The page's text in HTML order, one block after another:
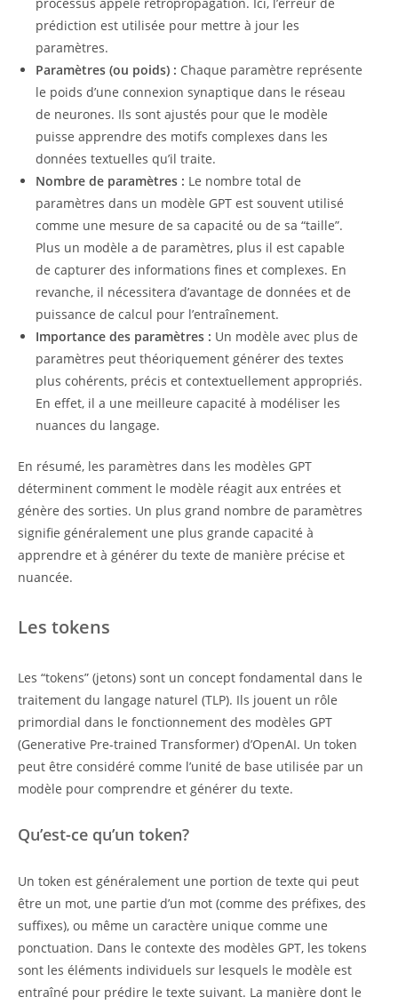
prédiction est utilisée pour mettre à jour les
paramètres.
Paramètres (ou poids) : Chaque paramètre représente
le poids d’une connexion synaptique dans le réseau
de neurones. Ils sont ajustés pour que le modèle
puisse apprendre des motifs complexes dans les
données textuelles qu’il traite.
Nombre de paramètres : Le nombre total de
paramètres dans un modèle GPT est souvent utilisé
comme une mesure de sa capacité ou de sa “taille”.
Plus un modèle a de paramètres, plus il est capable
de capturer des informations fines et complexes. En
revanche, il nécessitera d’avantage de données et de
puissance de calcul pour l’entraînement.
Importance des paramètres : Un modèle avec plus de
paramètres peut théoriquement générer des textes
plus cohérents, précis et contextuellement appropriés.
En effet, il a une meilleure capacité à modéliser les
nuances du langage.
En résumé, les paramètres dans les modèles GPT
déterminent comment le modèle réagit aux entrées et
génère des sorties. Un plus grand nombre de paramètres
signifie généralement une plus grande capacité à
apprendre et à générer du texte de manière précise et
nuancée.
Les tokens
Les “tokens” (jetons) sont un concept fondamental dans le
traitement du langage naturel (TLP). Ils jouent un rôle
primordial dans le fonctionnement des modèles GPT
(Generative Pre-trained Transformer) d’OpenAI. Un token
peut être considéré comme l’unité de base utilisée par un
modèle pour comprendre et générer du texte.
Qu’est-ce qu’un token?
Un token est généralement une portion de texte qui peut
être un mot, une partie d’un mot (comme des préfixes, des
suffixes), ou même un caractère unique comme une
ponctuation. Dans le contexte des modèles GPT, les tokens
sont les éléments individuels sur lesquels le modèle est
entraîné pour prédire le texte suivant. La manière dont le